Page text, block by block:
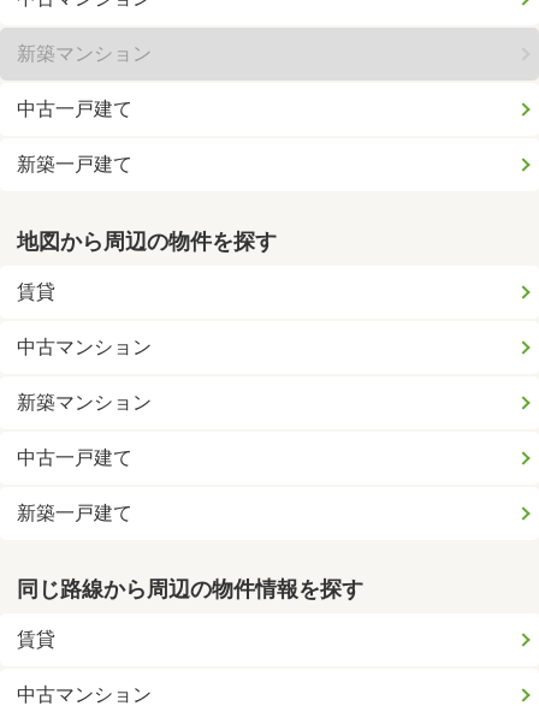
新築マンション
中古一戸建て
新築一戸建て
地図から周辺の物件を探す
賃貸
中古マンション
新築マンション
中古一戸建て
新築一戸建て
同じ路線から周辺の物件情報を探す
賃貸
中古マンション